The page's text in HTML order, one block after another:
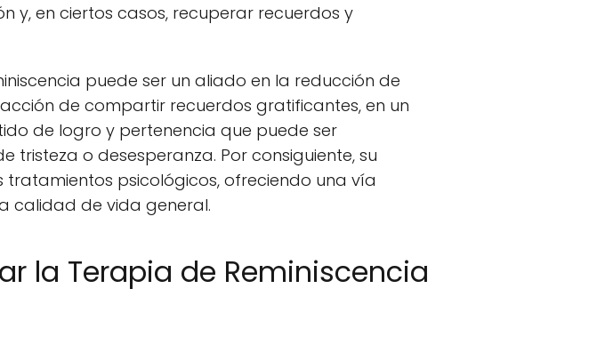
y, en ciertos casos, recuperar recuerdos y
puede ser un aliado en la reducción de
de compartir recuerdos gratificantes, en un
de logro y pertenencia que puede ser
o desesperanza. Por consiguiente, su
psicológicos, ofreciendo una vía
calidad de vida general.
la Terapia de Reminiscencia